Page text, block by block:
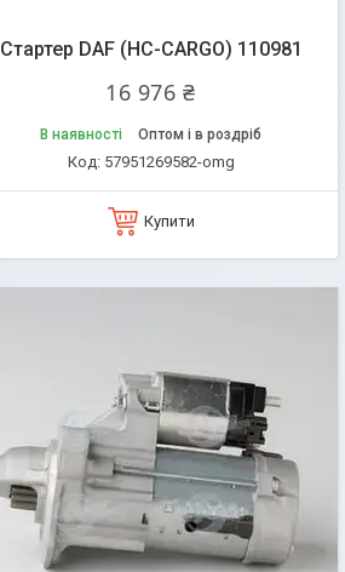
Стартер DAF (HC-CARGO) 110981
16 976 ₴
В наявності Оптом і в роздріб
57951269582-omg
Купити